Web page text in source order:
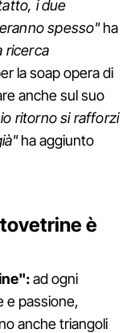
i due
spesso"ha
ricerca
la soap opera di
anche sul suo
ritorno si rafforzi
ha aggiunto
è
ad ogni
e passione,
anche triangoli